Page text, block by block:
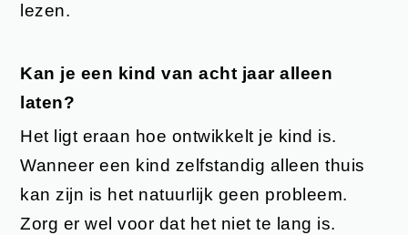
lezen.
Kan je een kind van acht jaar alleen
laten?
Het ligt eraan hoe ontwikkelt je kind is.
Wanneer een kind zelfstandig alleen thuis
kan zijn is het natuurlijk geen probleem.
Zorg er wel voor dat het niet te lang is.